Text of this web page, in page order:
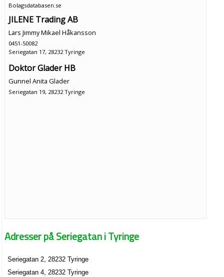
Bolagsdatabasen.se
JILENE Trading AB
Lars Jimmy Mikael Håkansson
0451-50082
Seriegatan 17, 28232 Tyringe
Doktor Glader HB
Gunnel Anita Glader
Seriegatan 19, 28232 Tyringe
Adresser på Seriegatan i Tyringe
Seriegatan 2, 28232 Tyringe
Seriegatan 4, 28232 Tyringe